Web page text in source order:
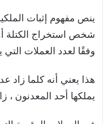
شخص استخراج الكتلة
وفقًا لعدد العملات التي
هذا يعني أنه كلما زاد
يملكها أحد المعدنون ،